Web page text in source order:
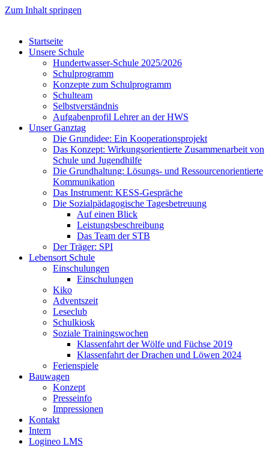
Zum Inhalt springen
Startseite
Unsere Schule
Hundertwasser-Schule 2025/2026
Schulprogramm
Konzepte zum Schulprogramm
Schulteam
Selbst­ver­ständ­nis
Aufgabenprofil Lehrer an der HWS
Unser Ganztag
Die Grundidee: Ein Kooperationsprojekt
Das Konzept: Wirkungsorientierte Zusammenarbeit von
Schule und Jugendhilfe
Die Grundhaltung: Lösungs- und Ressourcenorientierte
Kommunikation
Das Instrument: KESS-Gespräche
Die Sozialpädagogische Tagesbetreuung
Auf einen Blick
Leistungsbeschreibung
Das Team der STB
Der Träger: SPI
Lebensort Schule
Einschulungen
Einschulungen
Kiko
Adventszeit
Leseclub
Schulkiosk
Soziale Trainingswochen
Klassenfahrt der Wölfe und Füchse 2019
Klassenfahrt der Drachen und Löwen 2024
Ferienspiele
Bauwagen
Konzept
Presseinfo
Impressionen
Kontakt
Intern
Logineo LMS